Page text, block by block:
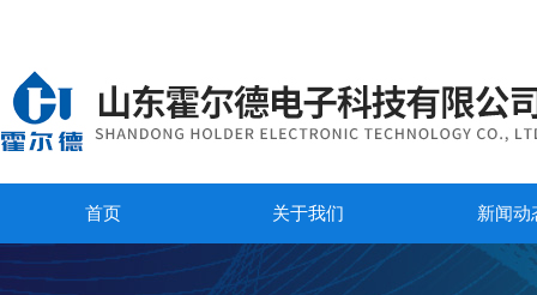
首页 关于我们 新闻动